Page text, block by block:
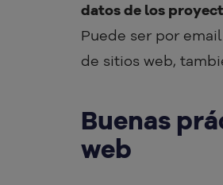
datos de los
Puede ser por
de sitios web,
Buenas
web